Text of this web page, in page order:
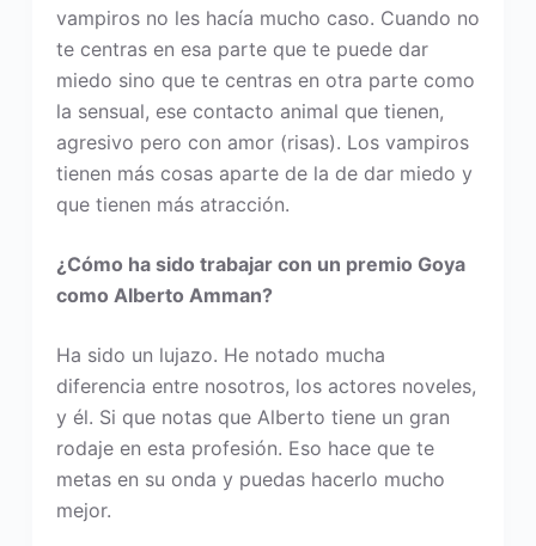
vampiros no les hacía mucho caso. Cuando no
te centras en esa parte que te puede dar
miedo sino que te centras en otra parte como
la sensual, ese contacto animal que tienen,
agresivo pero con amor (risas). Los vampiros
tienen más cosas aparte de la de dar miedo y
que tienen más atracción.
¿Cómo ha sido trabajar con un premio Goya
como Alberto Amman?
Ha sido un lujazo. He notado mucha
diferencia entre nosotros, los actores noveles,
y él. Si que notas que Alberto tiene un gran
rodaje en esta profesión. Eso hace que te
metas en su onda y puedas hacerlo mucho
mejor.